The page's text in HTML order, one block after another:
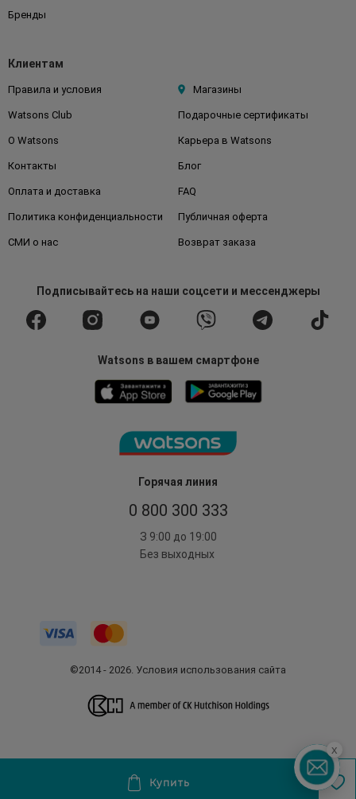
Горячая линия
0 800 300 333
З 9:00 до 19:00
Без выходных
Бренды
Клиентам
Правила и условия Магазины
Watsons Club Подарочные сертификаты
О Watsons Карьера в Watsons
Контакты Блог
Оплата и доставка FAQ
Политика конфиденциальности Публичная оферта
СМИ о нас Возврат заказа
Подписывайтесьна наши соцсети и мессенджеры
Watsons в вашем смартфоне
©2014 - 2026. Условия использования сайта
x